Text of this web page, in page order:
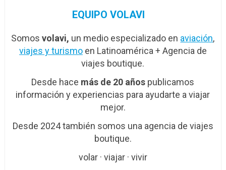
EQUIPO VOLAVI
Somosvolavi, un medio especializado en aviación,
viajes y turismoen Latinoamérica + Agencia de
viajes boutique.
Desde hace más de 20 años publicamos
información y experiencias para ayudarte a viajar
mejor.
Desde 2024 también somos una agencia de viajes
boutique.
volar · viajar · vivir